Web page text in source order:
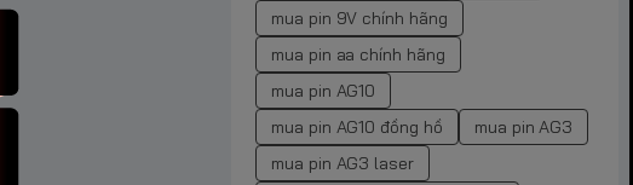
mua pin 9V chính hãng
mua pin aa chính hãng
mua pin AG10
mua pin AG10 đồng hồ
mua pin AG3
mua pin AG3 laser